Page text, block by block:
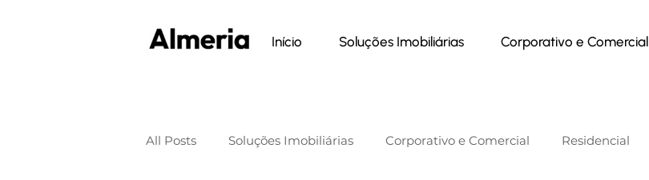
Início Soluções Imobiliárias Corporativo e Comercial
All Posts Soluções Imobiliárias Corporativo e Comercial Residencial